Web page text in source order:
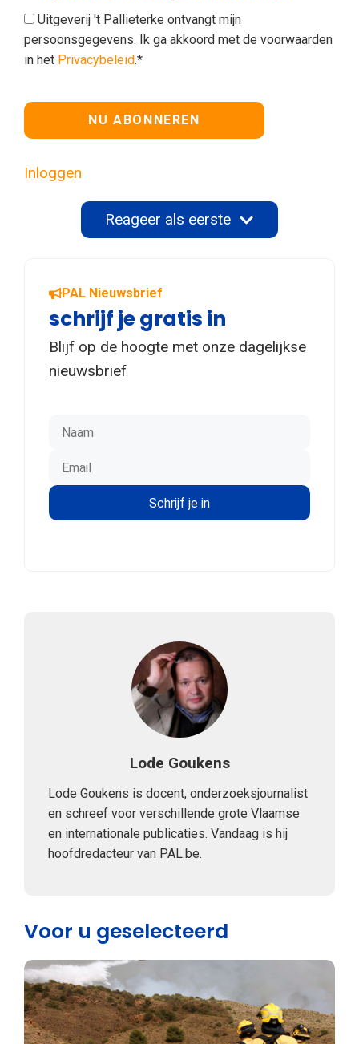
Uitgeverij 't Pallieterke ontvangt mijn
persoonsgegevens. Ik ga akkoord met de voorwaarden
in het Privacybeleid.*
Geen waarde
Inloggen
Reageer als eerste
PAL Nieuwsbrief
schrijf je gratis in
Blijf op de hoogte met onze dagelijkse
nieuwsbrief
Lode Goukens
Lode Goukens is docent, onderzoeksjournalist
en schreef voor verschillende grote Vlaamse
en internationale publicaties. Vandaag is hij
hoofdredacteur van PAL.be.
Voor u geselecteerd